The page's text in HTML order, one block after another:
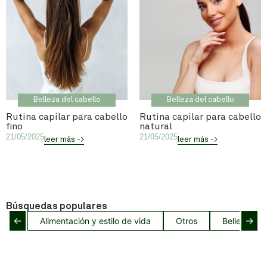
Belleza del cabello
Rutina capilar para cabello
fino
21/05/2025leer más ->
Belleza del cabello
Rutina capilar para cabello
natural
21/05/2025leer más ->
Búsquedas populares
← Alimentación y estilo de vida Otros Belleza
→